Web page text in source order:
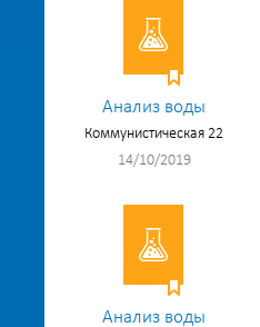
Анализ воды
Коммунистическая 22
14/10/2019
Анализ воды